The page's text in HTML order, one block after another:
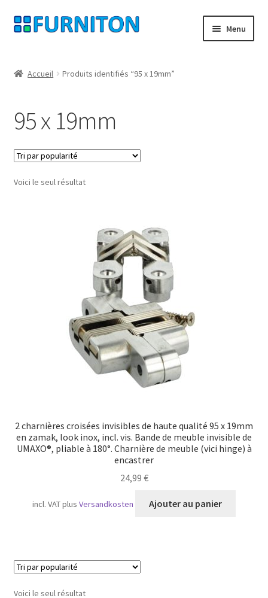
Aller
à
navigation
Aller
au
Menu
Protection des données
Droit de rétractation
Contact
CONDITIONS GÉNÉRALES DE VENTE
Transport maritime
Accueil Produits identifiés “95 x 19mm”
95 x 19mm
Voici le seul résultat
2 charnières croisées invisibles de haute qualité 95 x 19mm
en zamak, look inox, incl. vis. Bande de meuble invisible de
UMAXO®, pliable à 180°. Charnière de meuble (vici hinge) à
encastrer
24,99 €
incl. VATplusVersandkosten Ajouter au panier
Voici le seul résultat